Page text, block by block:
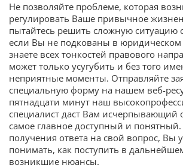
Не позволяйте проблеме, которая
регулировать Ваше привычное
пытайтесь решить сложную ситуацию
если Вы не подкованы в юридическом
знаете всех тонкостей правового
может только усугубить и без того
неприятные моменты. Отправляйте
специальную форму на нашем веб-
пятнадцати минут наш
специалист даст Вам исчерпывающий
самое главное доступный и
получения ответа на свой вопрос, Вы
понимать, как поступить в
возникшие нюансы.